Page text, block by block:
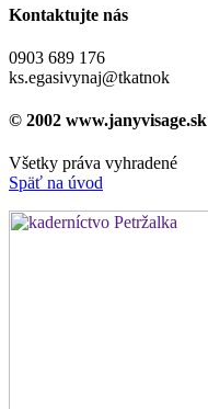
Kontaktujte nás
0903 689 176
ks.egasivynaj@tkatnok
© 2002 www.janyvisage.sk
Všetky práva vyhradené
Späť na úvod